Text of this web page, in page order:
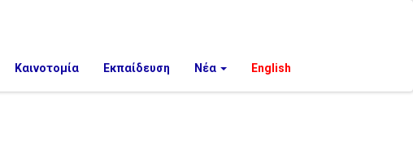
Καινοτομία Εκπαίδευση Νέα English